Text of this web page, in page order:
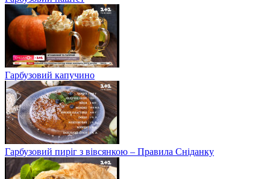
Гарбузовий капучино
Гарбузовий пиріг з вівсянкою – Правила Сніданку